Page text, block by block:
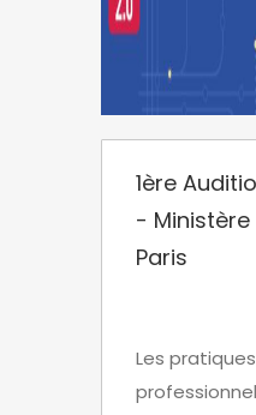
1ère
-
Paris
Les pratiques